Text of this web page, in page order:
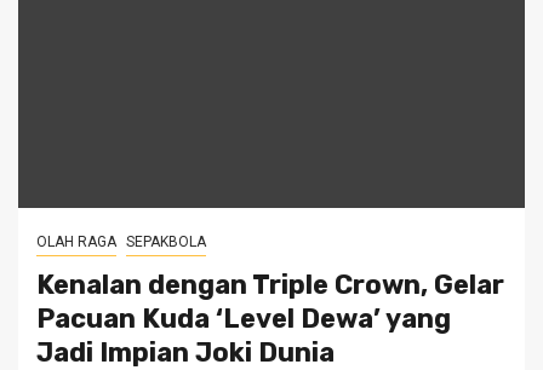
OLAH RAGA SEPAKBOLA
Kenalan dengan Triple Crown, Gelar
Pacuan Kuda ‘Level Dewa’ yang
Jadi Impian Joki Dunia